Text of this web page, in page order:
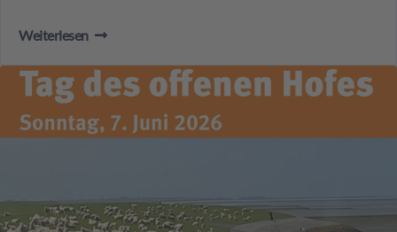
Weiterlesen